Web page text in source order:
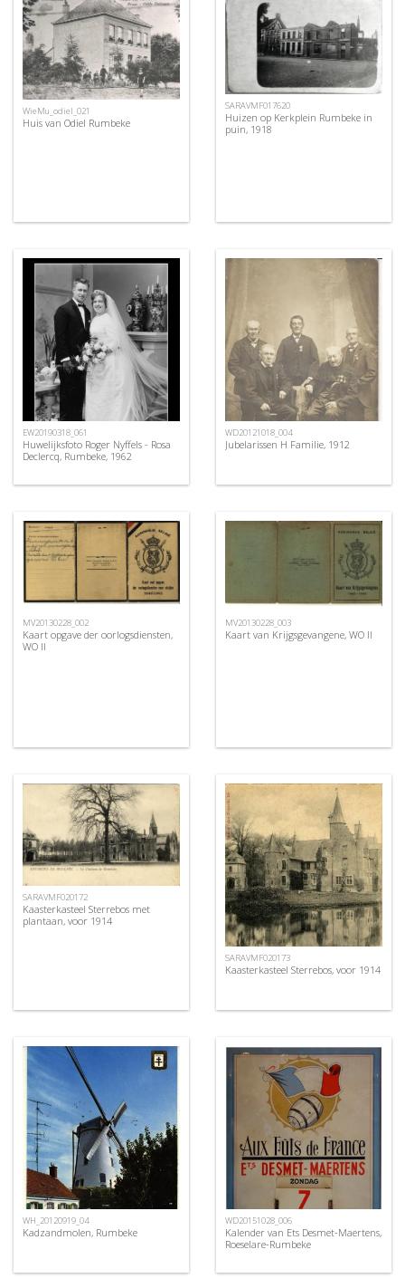
WieMu_odiel_021
Huis van Odiel Rumbeke
SARAVMF017620
Huizen op Kerkplein Rumbeke in
puin, 1918
EW20190318_061
Huwelijksfoto Roger Nyffels - Rosa
Declercq, Rumbeke, 1962
WD20121018_004
Jubelarissen H Familie, 1912
MV20130228_002
Kaart opgave der oorlogsdiensten,
WO II
MV20130228_003
Kaart van Krijgsgevangene, WO II
SARAVMF020172
Kaasterkasteel Sterrebos met
plantaan, voor 1914
SARAVMF020173
Kaasterkasteel Sterrebos, voor 1914
WH_20120919_04
Kadzandmolen, Rumbeke
WD20151028_006
Kalender van Ets Desmet-Maertens,
Roeselare-Rumbeke